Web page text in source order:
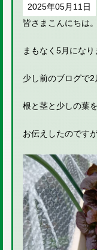
2025年05月11日
皆さまこんにちは。
まもなく5月になり
少し前のブログで2
根と茎と少しの葉
お伝えしたのです